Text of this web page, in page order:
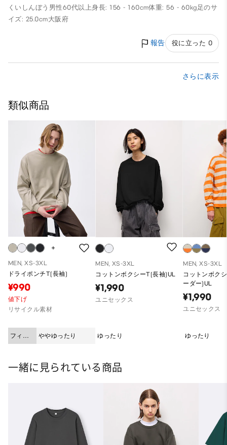
くいしんぼう 男性60代以上身長: 156 - 160cm体重: 56 - 60kg 足のサ
イズ: 25.0cm大阪府
報告 役に立った 0
さらに表示
類似商品
MEN, XS-3XL
ドライポンチT(長袖)
¥990
値下げ
リサイクル素材
フィッ
ト
ややゆったり
MEN, XS-3XL
コットンボクシーT(長袖)UL
¥1,990
ユニセックス
ゆったり
MEN, XS-3XL
コットンボク
ーダー)UL
¥1,990
ユニセックス
ゆったり
一緒に見られている商品